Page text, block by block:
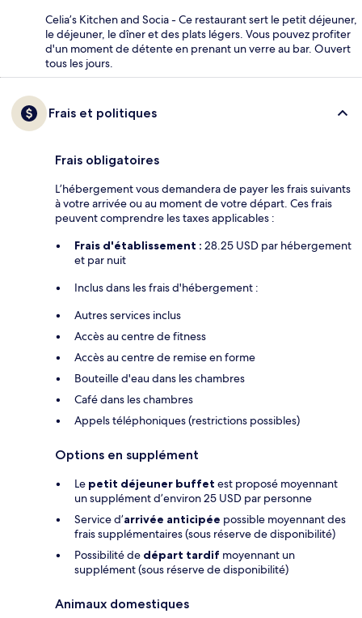
Celia’s Kitchen and Socia - Ce restaurant sert le petit déjeuner,
le déjeuner, le dîner et des plats légers. Vous pouvez profiter
d'un moment de détente en prenant un verre au bar. Ouvert
tous les jours.
Frais et politiques
Frais obligatoires
L’hébergement vous demandera de payer les frais suivants
à votre arrivée ou au moment de votre départ. Ces frais
peuvent comprendre les taxes applicables :
Frais d'établissement : 28.25 USD par hébergement
et par nuit
Inclus dans les frais d'hébergement :
Autres services inclus
Accès au centre de fitness
Accès au centre de remise en forme
Bouteille d'eau dans les chambres
Café dans les chambres
Appels téléphoniques (restrictions possibles)
Options en supplément
Le petit déjeuner buffet est proposé moyennant
un supplément d’environ 25 USD par personne
Service d’arrivée anticipée possible moyennant des
frais supplémentaires (sous réserve de disponibilité)
Possibilité de départ tardif moyennant un
supplément (sous réserve de disponibilité)
Animaux domestiques